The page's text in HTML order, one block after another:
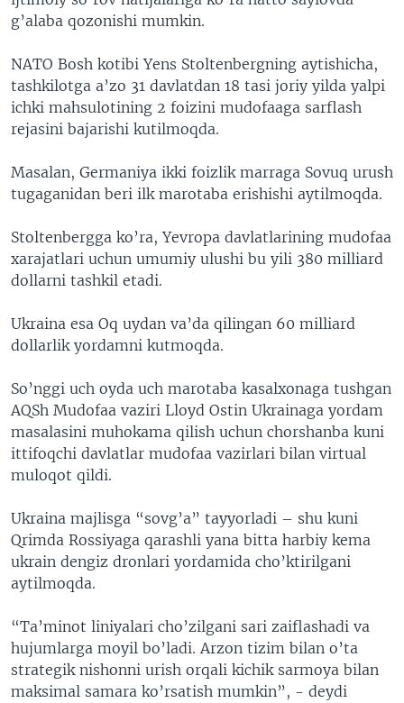
g’alaba qozonishi mumkin.
NATO Bosh kotibi Yens Stoltenbergning aytishicha,
tashkilotga a’zo 31 davlatdan 18 tasi joriy yilda yalpi
ichki mahsulotining 2 foizini mudofaaga sarflash
rejasini bajarishi kutilmoqda.
Masalan, Germaniya ikki foizlik marraga Sovuq urush
tugaganidan beri ilk marotaba erishishi aytilmoqda.
Stoltenbergga ko’ra, Yevropa davlatlarining mudofaa
xarajatlari uchun umumiy ulushi bu yili 380 milliard
dollarni tashkil etadi.
Ukraina esa Oq uydan va’da qilingan 60 milliard
dollarlik yordamni kutmoqda.
So’nggi uch oyda uch marotaba kasalxonaga tushgan
AQSh Mudofaa vaziri Lloyd Ostin Ukrainaga yordam
masalasini muhokama qilish uchun chorshanba kuni
ittifoqchi davlatlar mudofaa vazirlari bilan virtual
muloqot qildi.
Ukraina majlisga “sovg’a” tayyorladi – shu kuni
Qrimda Rossiyaga qarashli yana bitta harbiy kema
ukrain dengiz dronlari yordamida cho’ktirilgani
aytilmoqda.
“Ta’minot liniyalari cho’zilgani sari zaiflashadi va
hujumlarga moyil bo’ladi. Arzon tizim bilan o’ta
strategik nishonni urish orqali kichik sarmoya bilan
maksimal samara ko’rsatish mumkin”, - deydi